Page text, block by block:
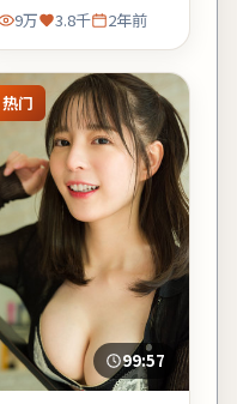
处。
9万 3.8千 2年前
热门
99:57